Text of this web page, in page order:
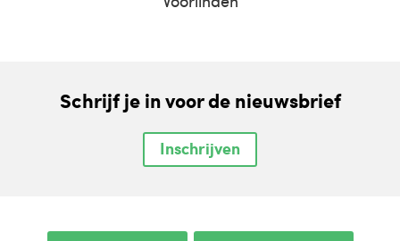
Schrijf je in voor de nieuwsbrief
Inschrijven